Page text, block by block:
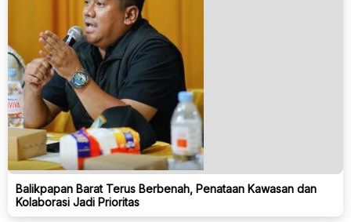
Balikpapan Barat Terus Berbenah, Penataan Kawasan dan
Kolaborasi Jadi Prioritas